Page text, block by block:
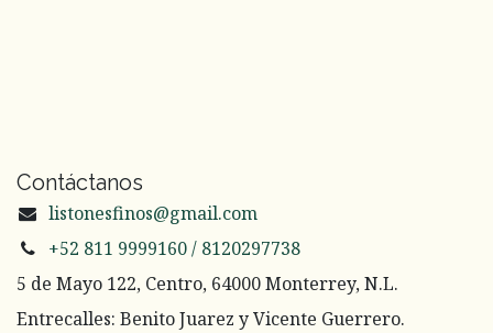
Contáctanos
listonesfinos@gmail.com
+52 811 9999160 / 8120297738
5 de Mayo 122, Centro, 64000 Monterrey, N.L.
Entrecalles: Benito Juarez y Vicente Guerrero.